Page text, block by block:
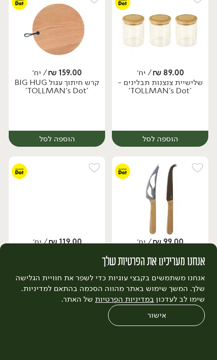
יח׳ יח׳
89.00
₪/ יח׳
שלישיית צנצנות תבלינים -
'TOLLMAN's Dot'
הוספה לסל
159.00
₪/ יח׳
קרש חיתוך עגול BIG HUG
'TOLLMAN's Dot'
הוספה לסל
99.00
₪/ יח׳
'TOLLMAN's Dot'
הוספה לסל
119.00
₪/ יח׳
אנחנו מעריכים את הפרטיות שלך
אנחנו משתמשים בקבצי עוגיות כדי לשפר את חוויית הגלישה
שלך. המשך שימוש באתר מהווה הסכמה בהתאם למדיניות.
שימו לב לעדכון במדיניות הפרטיות של האתר.
אישור